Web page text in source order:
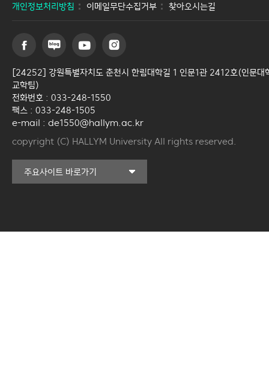
개인정보처리방침 이메일무단수집거부 찾아오시는길
[24252] 강원특별자치도 춘천시 한림대학길 1 인문1관 2412호(인문대
교학팀)
전화번호 : 033-248-1550
팩스 : 033-248-1505
e-mail : de1550@hallym.ac.kr
copyright (C) HALLYM University All rights reserved.
주요사이트 바로가기
커뮤니티교육원
국제학생증신청